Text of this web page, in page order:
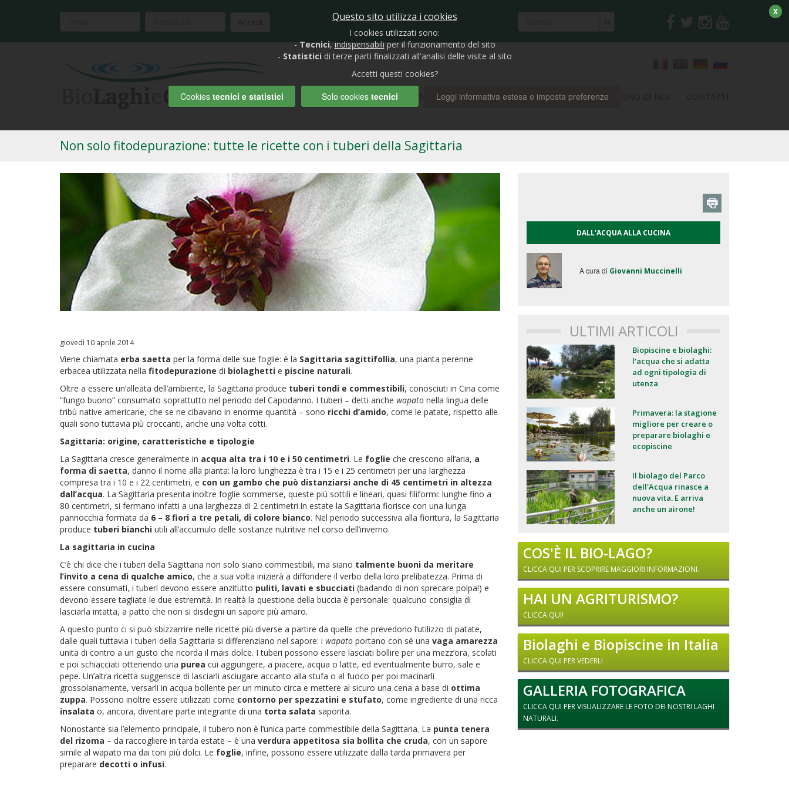
HOME BIOLAGHI E GIARDINI RUBRICHE AUTORI PARTNER DICONO DI NOI CONTATTI
Non solo fitodepurazione: tutte le ricette con i tuberi della Sagittaria
giovedì 10 aprile 2014
Viene chiamata erba saetta per la forma delle sue foglie: è la Sagittaria sagittifollia, una pianta perenne
erbacea utilizzata nella fitodepurazione di biolaghetti e piscine naturali.
Oltre a essere un’alleata dell’ambiente, la Sagittaria produce tuberi tondi e commestibili, conosciuti in Cina come
“fungo buono” consumato soprattutto nel periodo del Capodanno. I tuberi – detti anche wapato nella lingua delle
tribù native americane, che se ne cibavano in enorme quantità – sono ricchi d’amido, come le patate, rispetto alle
quali sono tuttavia più croccanti, anche una volta cotti.
Sagittaria: origine, caratteristiche e tipologie
La Sagittaria cresce generalmente in acqua alta tra i 10 e i 50 centimetri. Le foglie che crescono all’aria, a
forma di saetta, danno il nome alla pianta: la loro lunghezza è tra i 15 e i 25 centimetri per una larghezza
compresa tra i 10 e i 22 centimetri, e con un gambo che può distanziarsi anche di 45 centimetri in altezza
dall’acqua. La Sagittaria presenta inoltre foglie sommerse, queste più sottili e lineari, quasi filiformi: lunghe fino a
80 centimetri, si fermano infatti a una larghezza di 2 centimetri.In estate la Sagittaria fiorisce con una lunga
pannocchia formata da 6 – 8 fiori a tre petali, di colore bianco. Nel periodo successiva alla fioritura, la Sagittaria
produce tuberi bianchi utili all’accumulo delle sostanze nutritive nel corso dell’inverno.
La sagittaria in cucina
C’è chi dice che i tuberi della Sagittaria non solo siano commestibili, ma siano talmente buoni da meritare
l’invito a cena di qualche amico, che a sua volta inizierà a diffondere il verbo della loro prelibatezza. Prima di
essere consumati, i tuberi devono essere anzitutto puliti, lavati e sbucciati (badando di non sprecare polpa!) e
devono essere tagliate le due estremità. In realtà la questione della buccia è personale: qualcuno consiglia di
lasciarla intatta, a patto che non si disdegni un sapore più amaro.
A questo punto ci si può sbizzarrire nelle ricette più diverse a partire da quelle che prevedono l’utilizzo di patate,
dalle quali tuttavia i tuberi della Sagittaria si differenziano nel sapore: i wapato portano con sé una vaga amarezza
unita di contro a un gusto che ricorda il mais dolce. I tuberi possono essere lasciati bollire per una mezz’ora, scolati
e poi schiacciati ottenendo una purea cui aggiungere, a piacere, acqua o latte, ed eventualmente burro, sale e
pepe. Un’altra ricetta suggerisce di lasciarli asciugare accanto alla stufa o al fuoco per poi macinarli
grossolanamente, versarli in acqua bollente per un minuto circa e mettere al sicuro una cena a base di ottima
zuppa. Possono inoltre essere utilizzati come contorno per spezzatini e stufato, come ingrediente di una ricca
insalata o, ancora, diventare parte integrante di una torta salata saporita.
Nonostante sia l’elemento principale, il tubero non è l’unica parte commestibile della Sagittaria. La punta tenera
del rizoma – da raccogliere in tarda estate – è una verdura appetitosa sia bollita che cruda, con un sapore
simile al wapato ma dai toni più dolci. Le foglie, infine, possono essere utilizzate dalla tarda primavera per
preparare decotti o infusi.
DALL'ACQUA ALLA CUCINA
A cura di Giovanni Muccinelli
ULTIMI ARTICOLI
Biopiscine e biolaghi:
l'acqua che si adatta
ad ogni tipologia di
utenza
Primavera: la stagione
migliore per creare o
preparare biolaghi e
ecopiscine
Il biolago del Parco
dell'Acqua rinasce a
nuova vita. E arriva
anche un airone!
COS'È IL BIO-LAGO?
CLICCA QUI PER SCOPRIRE MAGGIORI INFORMAZIONI.
HAI UN AGRITURISMO?
CLICCA QUI!
Biolaghi e Biopiscine in Italia
CLICCA QUI PER VEDERLI
GALLERIA FOTOGRAFICA
CLICCA QUI PER VISUALIZZARE LE FOTO DEI NOSTRI LAGHI
NATURALI.
X
Questo sito utilizza i cookies
I cookies utilizzati sono:
-Tecnici,indispensabiliper il funzionamento del sito
- Statistici di terze parti finalizzati all'analisi delle visite al sito
Accetti questi cookies?
Cookies tecnici e statistici Solo cookies tecnici Leggi informativa estesa e imposta preferenze